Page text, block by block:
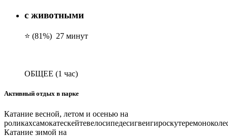
с животными
⭐ (81%) 27 минут
ОБЩЕЕ (1 час)
Активный отдых в парке
Катание весной, летом и осенью на
роликахсамокатескейтевелосипедесигвеигироскутере
Катание зимой на